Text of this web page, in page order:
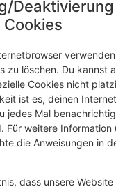
zu löschen. Du kannst
Cookies nicht
ist es, deinen
jedes Mal
Für weitere Information
die Anweisungen in
dass unsere